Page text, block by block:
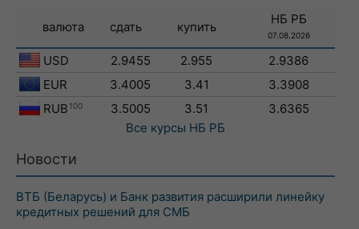
валюта сдать купить
НБ РБ
07.08.2026
USD 2.9455 2.955
2.9386
EUR
3.4005 3.41
3.3908
RUB 100 3.5005 3.51
3.6365
Все курсы НБ РБ
Новости
ВТБ (Беларусь) и Банк развития расширили линейку
кредитных решений для СМБ